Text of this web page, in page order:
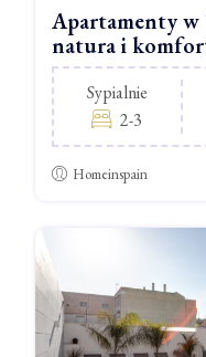
Apartamenty w
natura i
Sypialnie
2-3
Homeinspain